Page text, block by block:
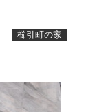
櫛引町の家